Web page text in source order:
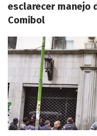
esclarecer manejo
Comibol